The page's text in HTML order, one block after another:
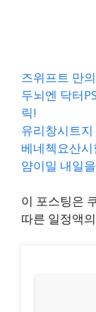
즈위프트 만
두뇌엔 닥터
릭!
유리창시트
베네첵요산
얌이밀 내일
이 포스팅은
따른 일정액